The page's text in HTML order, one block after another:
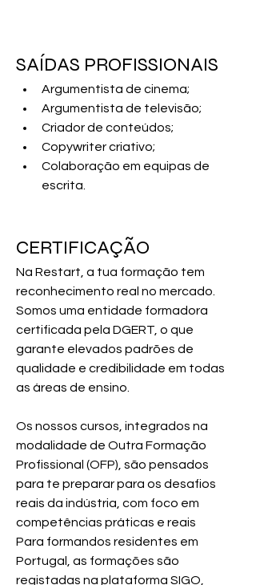
SAÍDAS PROFISSIONAIS
Argumentista de cinema;
Argumentista de televisão;
Criador de conteúdos;
Copywriter criativo;
Colaboração em equipas de
escrita.
CERTIFICAÇÃO
Na Restart, a tua formação tem
reconhecimento real no mercado.
Somos uma entidade formadora
certificada pela DGERT, o que
garante elevados padrões de
qualidade e credibilidade em todas
as áreas de ensino.
Os nossos cursos, integrados na
modalidade de Outra Formação
Profissional (OFP), são pensados
para te preparar para os desafios
reais da indústria, com foco em
competências práticas e reais
Para formandos residentes em
Portugal, as formações são
registadas na plataforma SIGO,